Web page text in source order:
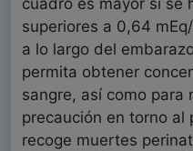
cuadro es mayor si se
superiores a 0,64
a lo largo del
permita obtener
sangre, así como para
precaución en torno
recoge muertes